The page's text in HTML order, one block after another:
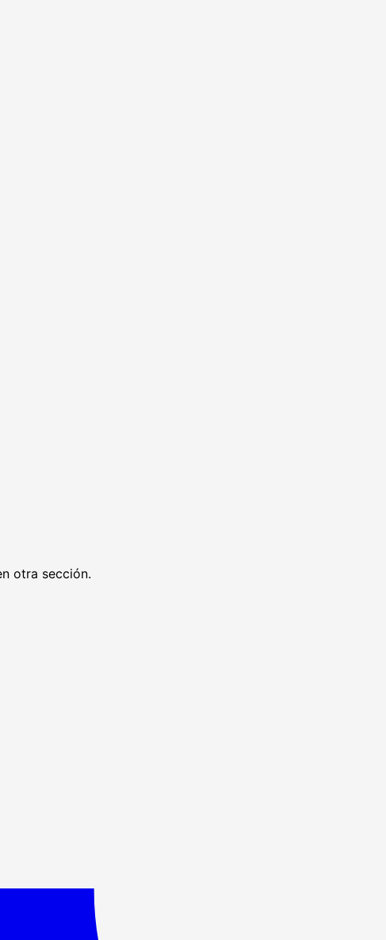
otra sección.